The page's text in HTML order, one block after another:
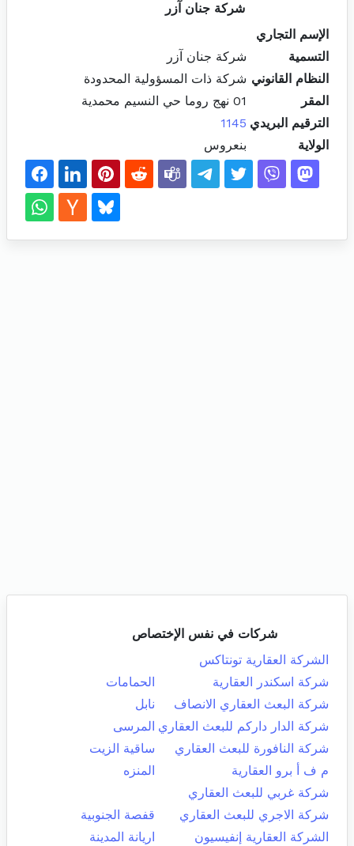
شركة جنان آزر
الإسم التجاري
التسمية
شركة جنان آزر
النظام القانوني شركة ذات المسؤولية المحدودة
المقر
01 نهج روما حي النسيم محمدية
الترقيم البريدي 1145
الولاية
بنعروس
شركات في نفس الإختصاص
الشركة العقارية تونتاكس
شركة اسكندر العقارية
الحمامات
شركة البعث العقاري الانصاف
نابل
شركة الدار داركم للبعث العقاري المرسى
شركة النافورة للبعث العقاري
ساقية الزيت
م ف أ برو العقارية
المنزه
شركة غربي للبعث العقاري
شركة الاجري للبعث العقاري
قفصة الجنوبية
الشركة العقارية إنفيسيون
اريانة المدينة